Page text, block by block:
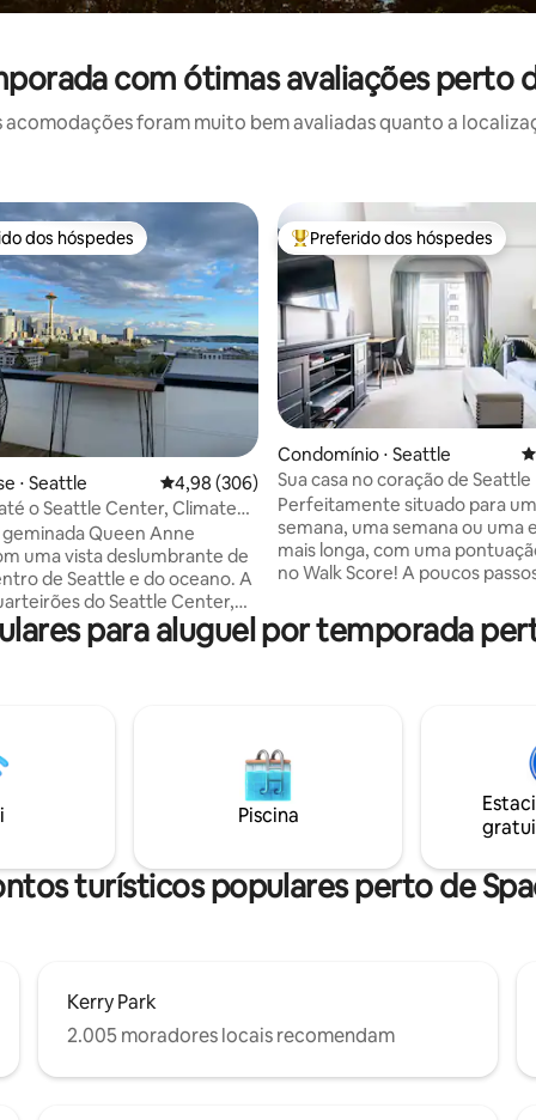
com ótimas avaliações perto
acomodações foram muito bem avaliadas quanto a
de 5, 681 avaliações
preferidos dos hóspedes
dos hóspedes
⋅ Seattle 4,98 de uma avaliação média de 5, 306
4,98 (306)
o Seattle Center, Climate
estacionamento!
geminada Queen Anne
uma vista deslumbrante de
de Seattle e do oceano. A
do Seattle Center,
Arena e a uma curta
pé de muitos destinos
do
durante o nascer e o pôr do sol
Aquecedores no
uma abundância
entrega
de malas. Por favor,
Entre os melhores preferidos
Preferido dos hóspedes
Condomínio ⋅ Seattle
Sua casa no coração de Seattle
Perfeitamente situado para
semana, uma semana ou uma
mais longa, com uma
no Walk Score! A poucos passos da Space
Market, shows, museus, bares
restaurantes. A uma curta viagem de
vistas panorâmicas da cidade
aproveite a varanda privativa
para a Space Needle. Desfrute de todos
os confortos de um lar,
estacionamento, lavanderia e
para aluguel por temporada
Piscina
turísticos populares perto de
Kerry Park
2.005 moradores locais recomendam